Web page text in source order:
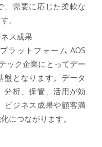
、需要に応じた柔軟な
。
ス成果
ラットフォーム AOS
ック企業にとってデー
盤となります。データ
分析、保管、活用が効
ビジネス成果や顧客満
につながります。